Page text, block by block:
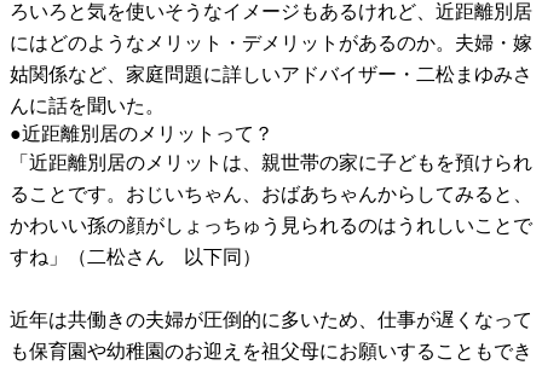
ろいろと気を使いそうなイメージもあるけれど、近距離別居
にはどのようなメリット・デメリットがあるのか。夫婦・嫁
姑関係など、家庭問題に詳しいアドバイザー・二松まゆみさ
んに話を聞いた。
●近距離別居のメリットって？
「近距離別居のメリットは、親世帯の家に子どもを預けられ
ることです。おじいちゃん、おばあちゃんからしてみると、
かわいい孫の顔がしょっちゅう見られるのはうれしいことで
すね」（二松さん 以下同）
近年は共働きの夫婦が圧倒的に多いため、仕事が遅くなって
も保育園や幼稚園のお迎えを祖父母にお願いすることもでき